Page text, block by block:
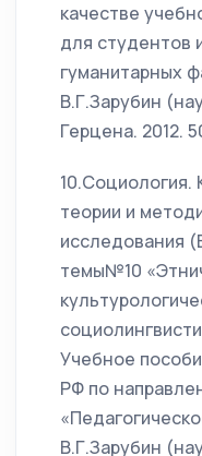
качестве
для студентов
гуманитарных
В.Г.Зарубин
Герцена. 2012.
10.Социология.
теории и
исследования
темы№10
Учебное
РФ по
В.Г.Зарубин